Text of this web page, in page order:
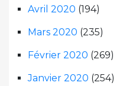
Avril 2020 (194)
Mars 2020 (235)
Février 2020 (269)
Janvier 2020 (254)